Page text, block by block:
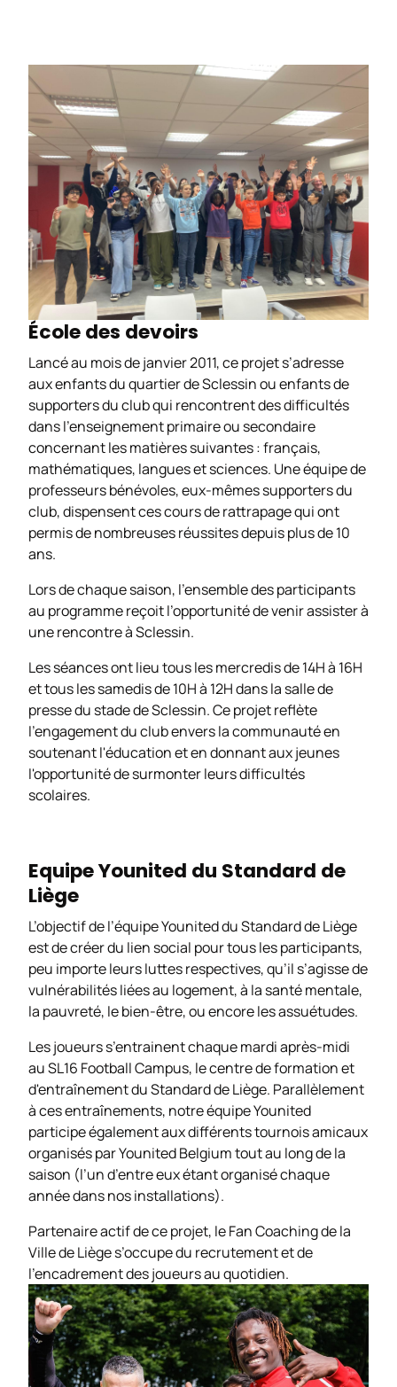
École des devoirs
Lancé au mois de janvier 2011, ce projet s’adresse
aux enfants du quartier de Sclessin ou enfants de
supporters du club qui rencontrent des difficultés
dans l’enseignement primaire ou secondaire
concernant les matières suivantes : français,
mathématiques, langues et sciences. Une équipe de
professeurs bénévoles, eux-mêmes supporters du
club, dispensent ces cours de rattrapage qui ont
permis de nombreuses réussites depuis plus de 10
ans.
Lors de chaque saison, l’ensemble des participants
au programme reçoit l’opportunité de venir assister à
une rencontre à Sclessin.
Les séances ont lieu tous les mercredis de 14H à 16H
et tous les samedis de 10H à 12H dans la salle de
presse du stade de Sclessin. Ce projet reflète
l'engagement du club envers la communauté en
soutenant l'éducation et en donnant aux jeunes
l'opportunité de surmonter leurs difficultés
scolaires.
Equipe Younited du Standard de
Liège
L’objectif de l’équipe Younited du Standard de Liège
est de créer du lien social pour tous les participants,
peu importe leurs luttes respectives, qu’il s’agisse de
vulnérabilités liées au logement, à la santé mentale,
la pauvreté, le bien-être, ou encore les assuétudes.
Les joueurs s’entrainent chaque mardi après-midi
au SL16 Football Campus, le centre de formation et
d'entraînement du Standard de Liège. Parallèlement
à ces entraînements, notre équipe Younited
participe également aux différents tournois amicaux
organisés par Younited Belgium tout au long de la
saison (l’un d’entre eux étant organisé chaque
année dans nos installations).
Partenaire actif de ce projet, le Fan Coaching de la
Ville de Liège s’occupe du recrutement et de
l’encadrement des joueurs au quotidien.